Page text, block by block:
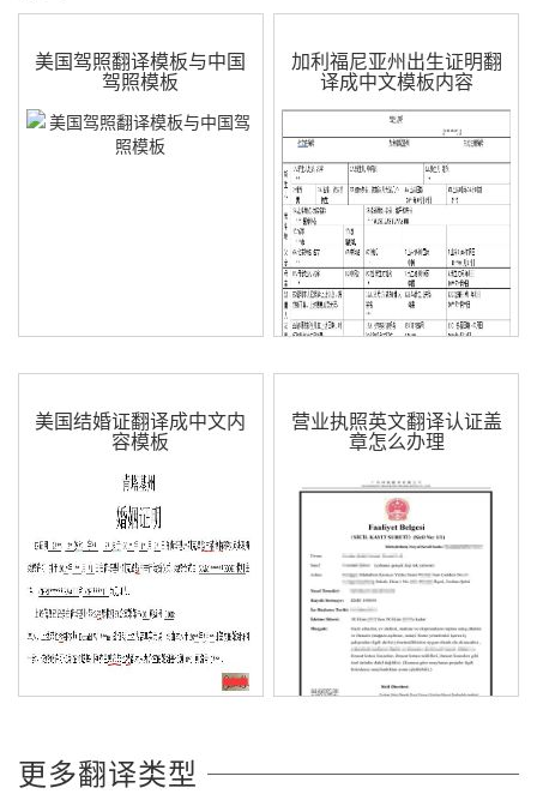
美国驾照翻译模板与中国
驾照模板
加利福尼亚州出生证明翻
译成中文模板内容
美国结婚证翻译成中文内
容模板
营业执照英文翻译认证盖
章怎么办理
更多翻译类型